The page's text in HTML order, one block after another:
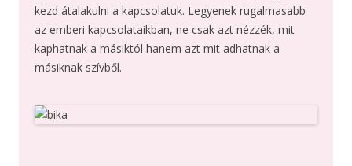
kezd átalakulni a kapcsolatuk. Legyenek rugalmasabb
az emberi kapcsolataikban, ne csak azt nézzék, mit
kaphatnak a másiktól hanem azt mit adhatnak a
másiknak szívből.